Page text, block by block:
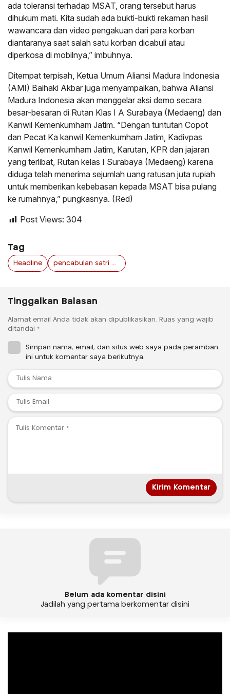
ada toleransi terhadap MSAT, orang tersebut harus
dihukum mati. Kita sudah ada bukti-bukti rekaman hasil
wawancara dan video pengakuan dari para korban
diantaranya saat salah satu korban dicabuli atau
diperkosa di mobilnya,” imbuhnya.
Ditempat terpisah, Ketua Umum Aliansi Madura Indonesia
(AMI) Baihaki Akbar juga menyampaikan, bahwa Aliansi
Madura Indonesia akan menggelar aksi demo secara
besar-besaran di Rutan Klas I A Surabaya (Medaeng) dan
Kanwil Kemenkumham Jatim. “Dengan tuntutan Copot
dan Pecat Ka kanwil Kemenkumham Jatim, Kadivpas
Kanwil Kemenkumham Jatim, Karutan, KPR dan jajaran
yang terlibat, Rutan kelas I Surabaya (Medaeng) karena
diduga telah menerima sejumlah uang ratusan juta rupiah
untuk memberikan kebebasan kepada MSAT bisa pulang
ke rumahnya,” pungkasnya. (Red)
Post Views: 304
Tag
Headline pencabulan satri di jombang
Tinggalkan Balasan
Alamat email Anda tidak akan dipublikasikan. Ruas yang wajib
ditandai *
Simpan nama, email, dan situs web saya pada peramban
ini untuk komentar saya berikutnya.
Belum ada komentar disini
Jadilah yang pertama berkomentar disini